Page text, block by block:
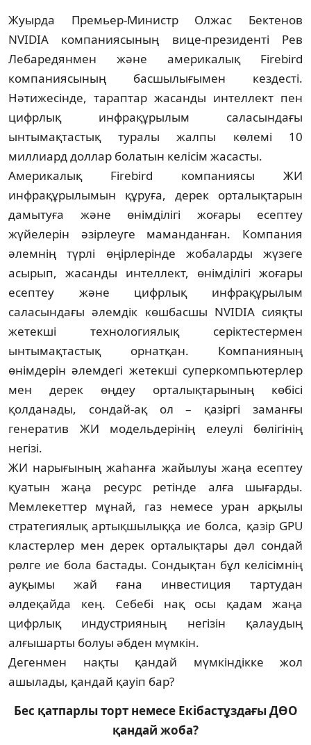
Жуырда Премьер-Министр Олжас Бектенов
NVIDIA компаниясының вице-пре­зиденті Рев
Лебаредянмен және амери­калық Firebird
компаниясының басшылығымен кездесті.
Нәтижесінде, тараптар жасанды интеллект пен
цифрлық инфрақұрылым саласындағы
ынтымақтастық туралы жалпы көлемі 10
миллиард доллар болатын келісім жасасты.
Америкалық Firebird компаниясы ЖИ
инфрақұрылымын құруға, дерек орталық­тарын
дамытуға және өнімділігі жоғары есептеу
жүйелерін әзірлеуге маманданған. Компания
әлемнің түрлі өңірлерінде жоба­ларды жүзеге
асырып, жасанды интеллект, өнімділігі жоғары
есептеу және цифрлық инфрақұрылым
саласындағы әлемдік көшбасшы NVIDIA сияқты
жетекші тех­нологиялық серіктестермен
ынтымақтастық орнатқан. Компанияның
өнімдерін әлемдегі жетекші суперкомпьютерлер
мен дерек өңдеу орталықтарының көбісі
қолданады, сондай-ақ ол – қазіргі заманғы
генератив ЖИ модельдерінің елеулі бөлігінің
негізі.
ЖИ нарығының жаһанға жайылуы жаңа есептеу
қуатын жаңа ресурс ретінде алға шығарды.
Мемлекеттер мұнай, газ немесе уран арқылы
стратегиялық артықшылыққа ие болса, қазір GPU
кластерлер мен дерек орталықтары дәл сондай
рөлге ие бола бастады. Сондықтан бұл келісімнің
ауқымы жай ғана инвестиция тартудан
әлдеқайда кең. Себебі нақ осы қадам жаңа
цифрлық индустрияның негізін қалаудың
алғышарты болуы әбден мүмкін.
Дегенмен нақты қандай мүмкіндікке жол
ашылады, қандай қауіп бар?
Бес қатпарлы торт немесе Екібастұздағы ДӨО
қандай жоба?